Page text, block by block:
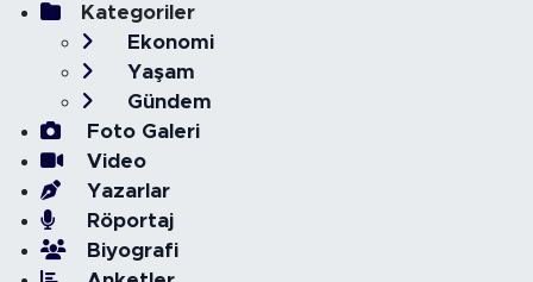
Kategoriler
Ekonomi
Yaşam
Gündem
Foto Galeri
Video
Yazarlar
Röportaj
Biyografi